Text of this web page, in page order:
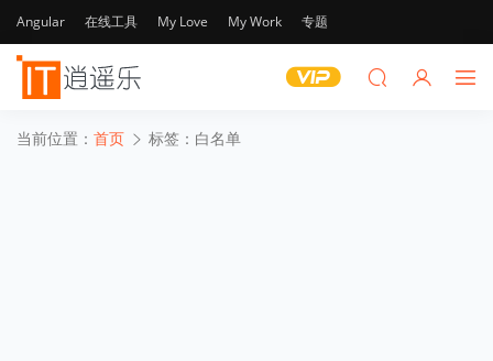
Angular 在线工具 My Love My Work 专题
当前位置： 首页 标签：白名单